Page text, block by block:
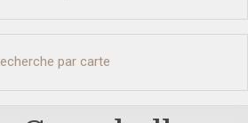
par carte